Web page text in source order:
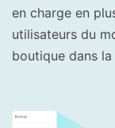
en charge en
utilisateurs du
boutique dans